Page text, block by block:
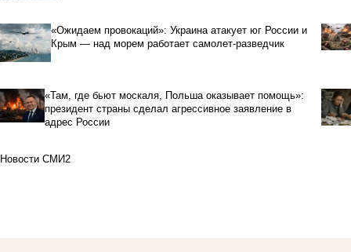
«Ожидаем провокаций»: Украина атакует юг России и
Крым — над морем работает самолет-разведчик
«Там, где бьют москаля, Польша оказывает помощь»:
президент страны сделал агрессивное заявление в
адрес России
Новости СМИ2